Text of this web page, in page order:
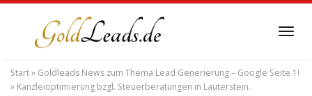
content
Start» Goldleads News zum Thema Lead Generierung – Google Seite 1!
» Kanzleioptimierung bzgl. Steuerberatungen in Lauterstein.